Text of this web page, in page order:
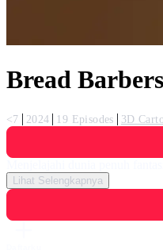
Bread
<7 2024 19 Episodes 3D
Lihat Selengkapnya